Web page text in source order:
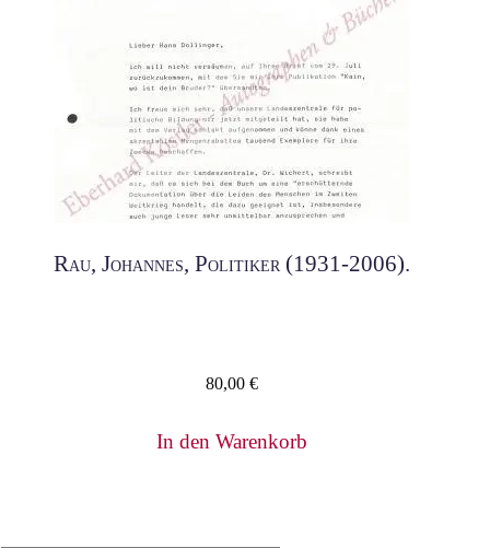
Rau, Johannes, Politiker (1931-2006).
80,00 €
In den Warenkorb